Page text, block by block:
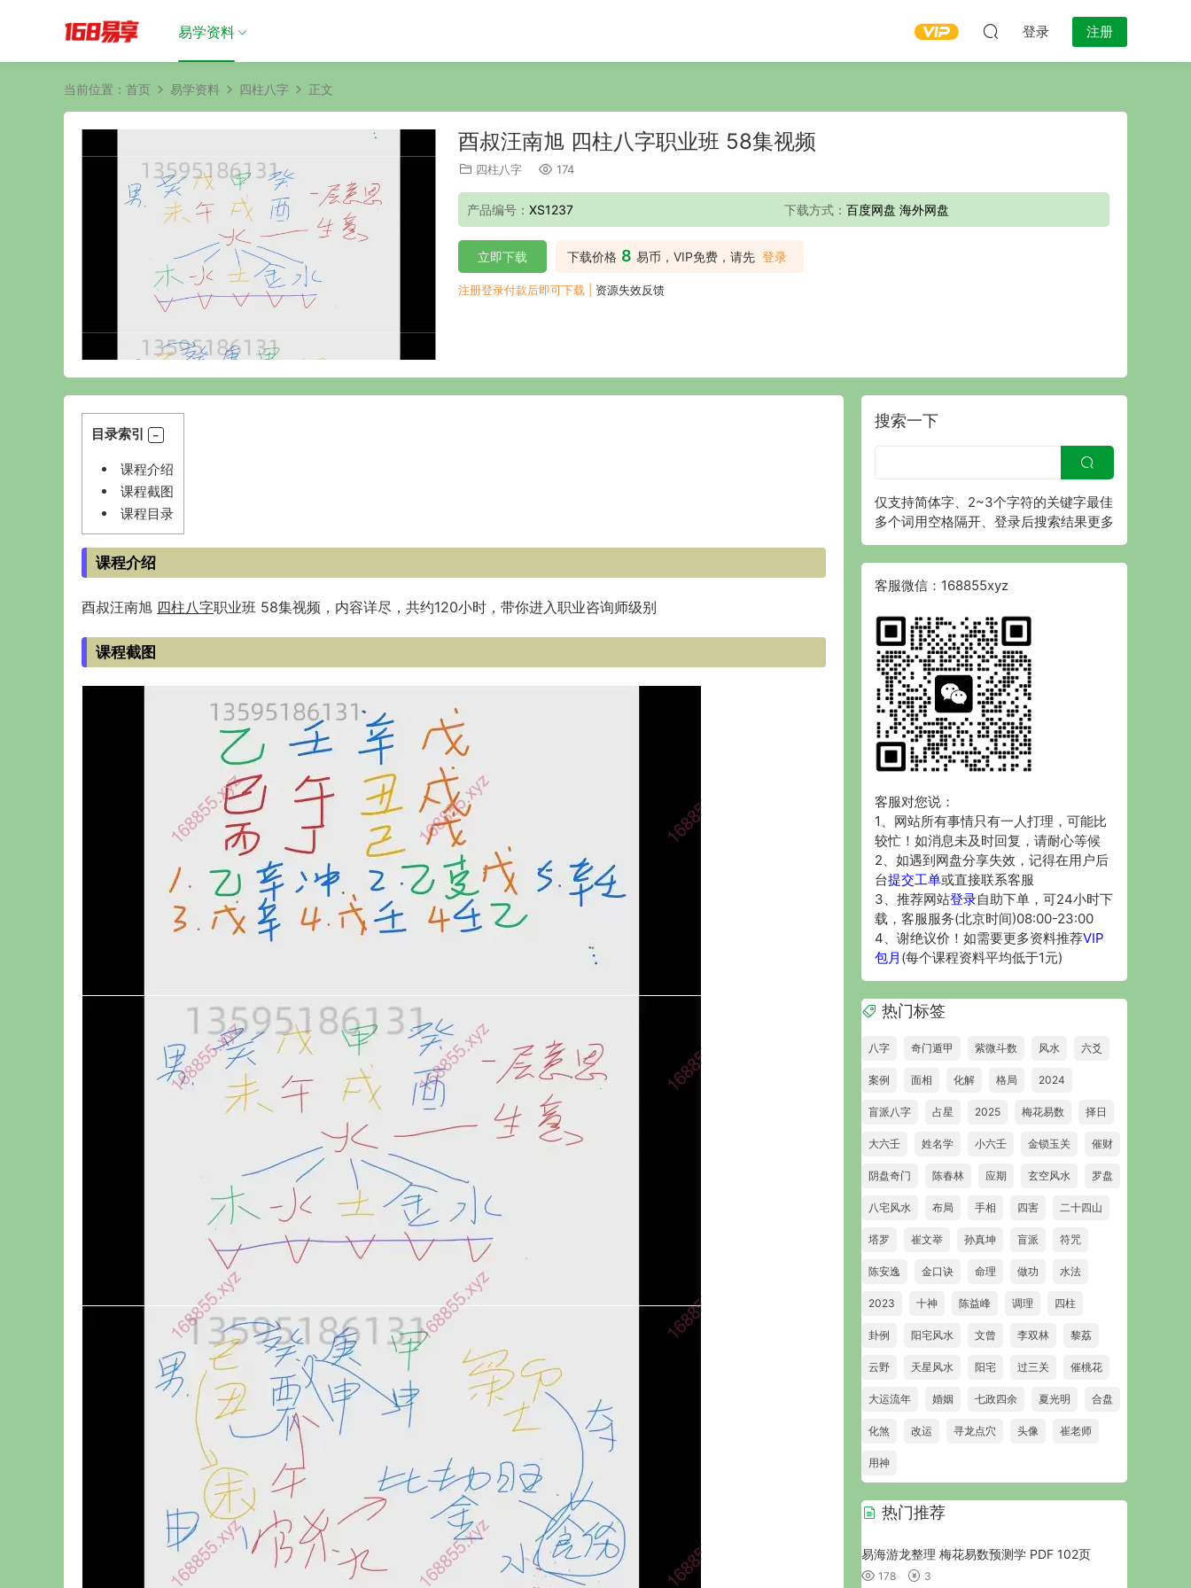
易学资料 登录 注册
当前位置： 首页 易学资料 四柱八字 正文
酉叔汪南旭 四柱八字职业班 58集视频
四柱八字 174
产品编号： XS1237 下载方式： 百度网盘 海外网盘
下载价格 8 易币，VIP免费，请先 登录
立即下载
注册登录付款后即可下载 | 资源失效反馈
目录索引
课程介绍
课程截图
课程目录
课程介绍
酉叔汪南旭 四柱八字职业班 58集视频，内容详尽，共约120小时，带你进入职业咨询师级别
课程截图
搜索一下
仅支持简体字、2~3个字符的关键字最佳
多个词用空格隔开、登录后搜索结果更多
客服微信：168855xyz
客服对您说：
1、网站所有事情只有一人打理，可能比
较忙！如消息未及时回复，请耐心等候
2、如遇到网盘分享失效，记得在用户后
台提交工单或直接联系客服
3、推荐网站登录自助下单，可24小时下
载，客服服务(北京时间)08:00-23:00
4、谢绝议价！如需要更多资料推荐VIP
包月 (每个课程资料平均低于1元)
热门标签
八字 奇门遁甲 紫微斗数 风水 六爻
案例 面相 化解 格局 2024
盲派八字 占星 2025 梅花易数 择日
大六壬 姓名学 小六壬 金锁玉关 催财
阴盘奇门 陈春林 应期 玄空风水 罗盘
八宅风水 布局 手相 四害 二十四山
塔罗 崔文举 孙真坤 盲派 符咒
陈安逸 金口诀 命理 做功 水法
2023 十神 陈益峰 调理 四柱
卦例 阳宅风水 文曾 李双林 黎荔
云野 天星风水 阳宅 过三关 催桃花
大运流年 婚姻 七政四余 夏光明 合盘
化煞 改运 寻龙点穴 头像 崔老师
用神
热门推荐
易海游龙整理 梅花易数预测学 PDF 102页
178 3